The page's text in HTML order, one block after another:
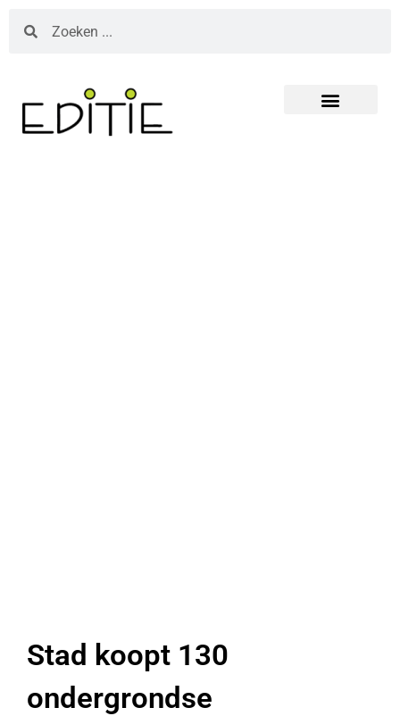
Stad koopt 130
ondergrondse